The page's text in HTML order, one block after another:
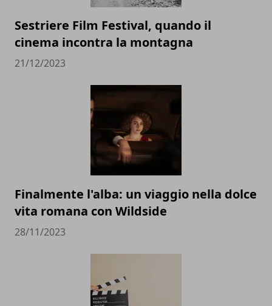
Sestriere Film Festival, quando il
cinema incontra la montagna
21/12/2023
Finalmente l'alba: un viaggio nella dolce
vita romana con Wildside
28/11/2023